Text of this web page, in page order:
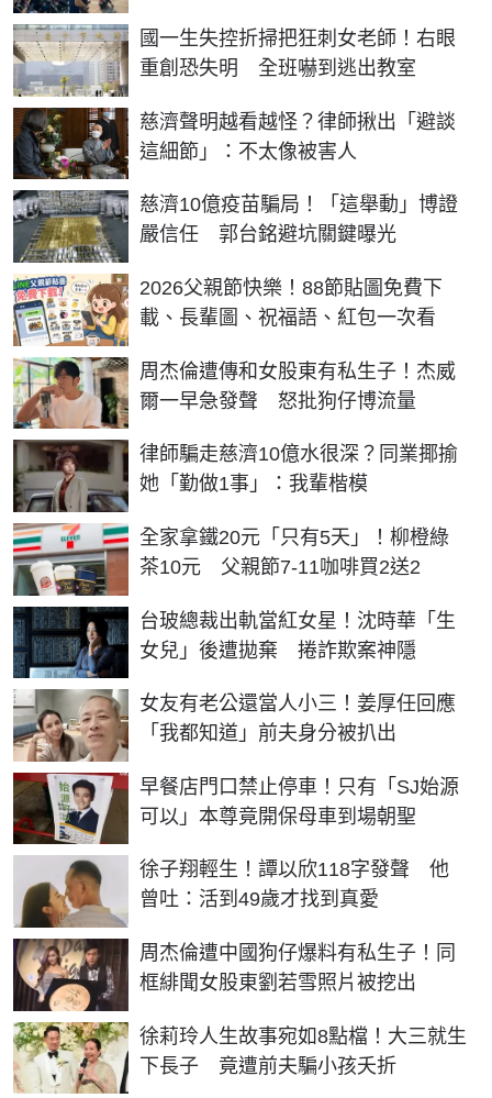
國一生失控折掃把狂刺女老師！右眼
重創恐失明 全班嚇到逃出教室
慈濟聲明越看越怪？律師揪出「避談
這細節」：不太像被害人
慈濟10億疫苗騙局！「這舉動」博證
嚴信任 郭台銘避坑關鍵曝光
2026父親節快樂！88節貼圖免費下
載、長輩圖、祝福語、紅包一次看
周杰倫遭傳和女股東有私生子！杰威
爾一早急發聲 怒批狗仔博流量
律師騙走慈濟10億水很深？同業揶揄
她「勤做1事」：我輩楷模
全家拿鐵20元「只有5天」！柳橙綠
茶10元 父親節7-11咖啡買2送2
台玻總裁出軌當紅女星！沈時華「生
女兒」後遭拋棄 捲詐欺案神隱
女友有老公還當人小三！姜厚任回應
「我都知道」前夫身分被扒出
早餐店門口禁止停車！只有「SJ始源
可以」本尊竟開保母車到場朝聖
徐子翔輕生！譚以欣118字發聲 他
曾吐：活到49歲才找到真愛
周杰倫遭中國狗仔爆料有私生子！同
框緋聞女股東劉若雪照片被挖出
徐莉玲人生故事宛如8點檔！大三就生
下長子 竟遭前夫騙小孩夭折